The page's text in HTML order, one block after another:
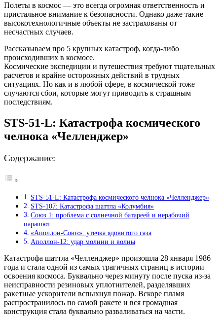
Полеты в космос — это всегда огромная ответственность и
пристальное внимание к безопасности. Однако даже такие
высокотехнологичные объекты не застрахованы от
несчастных случаев.
Рассказываем про 5 крупных катастроф, когда-либо
происходивших в космосе.
Космические экспедиции и путешествия требуют тщательных
расчетов и крайне осторожных действий в трудных
ситуациях. Но как и в любой сфере, в космической тоже
случаются сбои, которые могут приводить к страшным
последствиям.
STS-51-L: Катастрофа космического
челнока «Челленджер»
Содержание:
STS-51-L: Катастрофа космического челнока «Челленджер»
STS-107: Катастрофа шаттла «Колумбия»
Союз 1: проблема с солнечной батареей и нерабочий
парашют
«Аполлон-Союз»: утечка ядовитого газа
Аполлон-12: удар молнии и волны
Катастрофа шаттла «Челленджер» произошла 28 января 1986
года и стала одной из самых трагичных страниц в истории
освоения космоса. Буквально через минуту после пуска из-за
неисправности резиновых уплотнителей, разделявших
ракетные ускорители вспыхнул пожар. Вскоре пламя
распространилось по самой ракете и вся громадная
конструкция стала буквально разваливаться на части.